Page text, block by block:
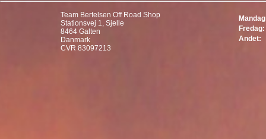
Team Bertelsen Off Road Shop
Stationsvej 1, Sjelle
8464 Galten
Danmark
CVR 83097213
Fredag:
Andet: